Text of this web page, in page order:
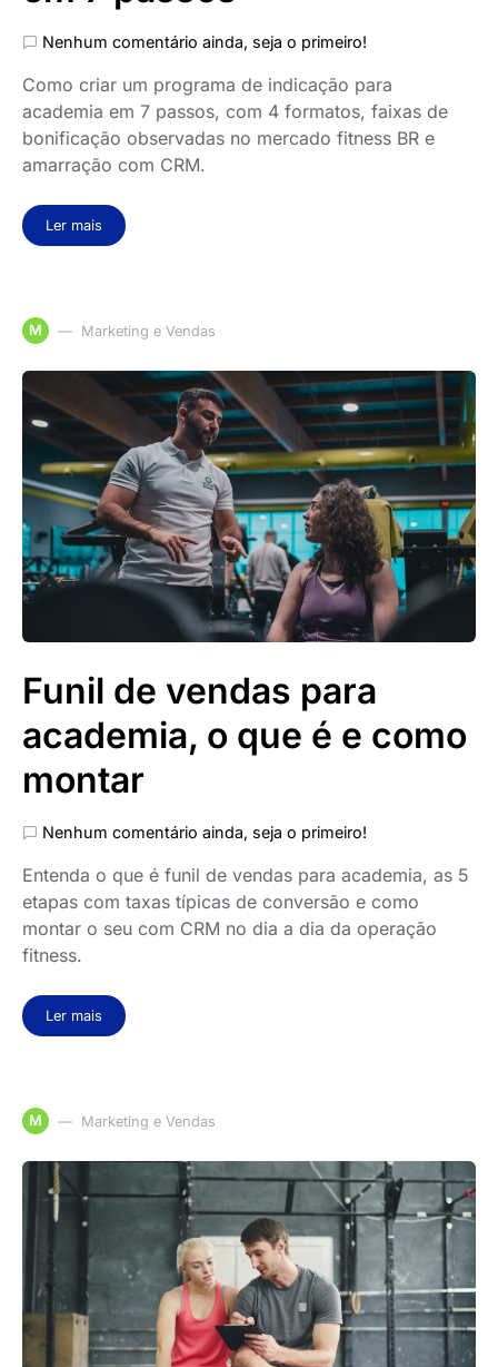
Nenhum comentário ainda, seja o primeiro!
Como criar um programa de indicação para
academia em 7 passos, com 4 formatos, faixas de
bonificação observadas no mercado fitness BR e
amarração com CRM.
Ler mais
M Marketing e Vendas
Funil de vendas para
academia, o que é e como
montar
Nenhum comentário ainda, seja o primeiro!
Entenda o que é funil de vendas para academia, as 5
etapas com taxas típicas de conversão e como
montar o seu com CRM no dia a dia da operação
fitness.
Ler mais
M Marketing e Vendas